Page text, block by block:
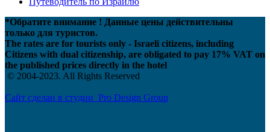
*Обратите внимание ! Данные цены действительны
только для туристов.
The rates are for tourists only - Israeli citizens, including
Citizens with dual citizenship, are obligated to pay 17% VAT on
the published prices directly in the hotel
© 2004-2023. All Rights Reserved
Сайт сделан в студии Pro Design Group